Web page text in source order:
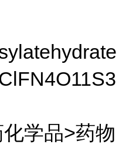
学品>药物